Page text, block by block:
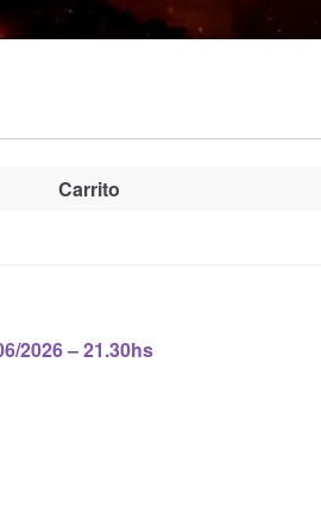
Carrito
2026 – 21.30hs